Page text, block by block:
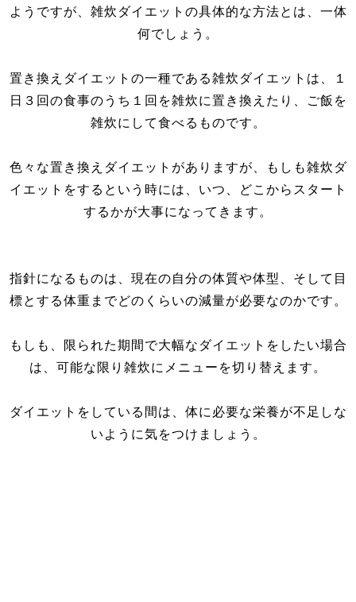
ようですが、雑炊ダイエットの具体的な方法とは、一体
何でしょう。
置き換えダイエットの一種である雑炊ダイエットは、１
日３回の食事のうち１回を雑炊に置き換えたり、ご飯を
雑炊にして食べるものです。
色々な置き換えダイエットがありますが、もしも雑炊ダ
イエットをするという時には、いつ、どこからスタート
するかが大事になってきます。
指針になるものは、現在の自分の体質や体型、そして目
標とする体重までどのくらいの減量が必要なのかです。
もしも、限られた期間で大幅なダイエットをしたい場合
は、可能な限り雑炊にメニューを切り替えます。
ダイエットをしている間は、体に必要な栄養が不足しな
いように気をつけましょう。